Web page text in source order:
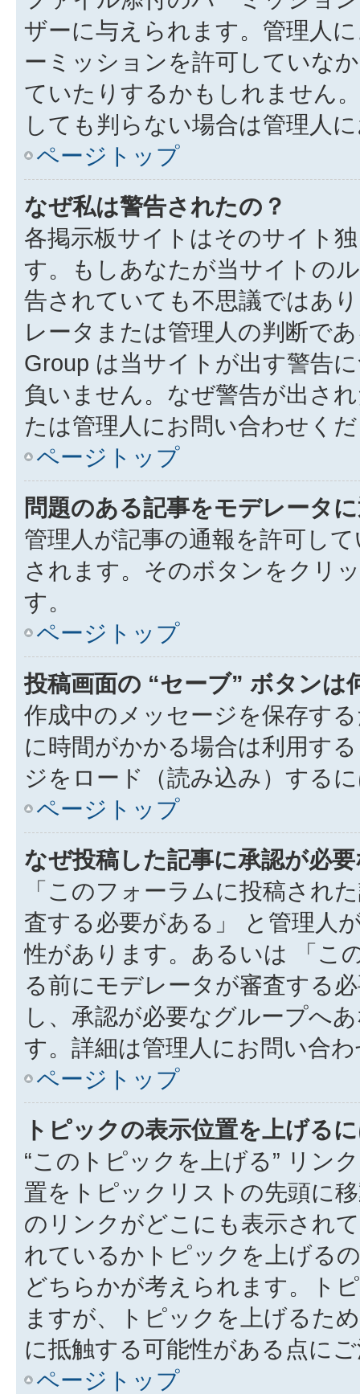
ザーに与えられます。管理人
ーミッションを許可していな
ていたりするかもしれません
しても判らない場合は管理人
ページトップ
なぜ私は警告されたの？
各掲示板サイトはそのサイト
す。もしあなたが当サイトの
告されていても不思議ではあ
レータまたは管理人の判断で
Group は当サイトが出す警告
負いません。なぜ警告が出さ
たは管理人にお問い合わせく
ページトップ
問題のある記事をモデレータ
管理人が記事の通報を許可し
されます。そのボタンをクリ
す。
ページトップ
投稿画面の “セーブ” ボタンは
作成中のメッセージを保存す
に時間がかかる場合は利用す
ジをロード（読み込み）する
ページトップ
なぜ投稿した記事に承認が必
「このフォーラムに投稿され
査する必要がある」 と管理人
性があります。あるいは 「こ
る前にモデレータが審査する
し、承認が必要なグループへ
す。詳細は管理人にお問い合
ページトップ
トピックの表示位置を上げる
“このトピックを上げる” リン
置をトピックリストの先頭に
のリンクがどこにも表示され
れているかトピックを上げる
どちらかが考えられます。ト
ますが、トピックを上げるた
に抵触する可能性がある点に
ページトップ